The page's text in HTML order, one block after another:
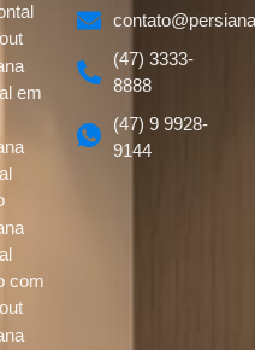
em
com
(47) 3333-
8888
(47) 9 9928-
9144